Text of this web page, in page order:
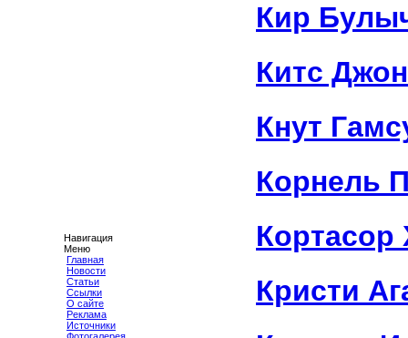
Навигация
Меню
Главная
Новости
Статьи
Ссылки
О сайте
Реклама
Источники
Кир
Китс Джон
Кнут
Корнель
Кортасор
Кристи